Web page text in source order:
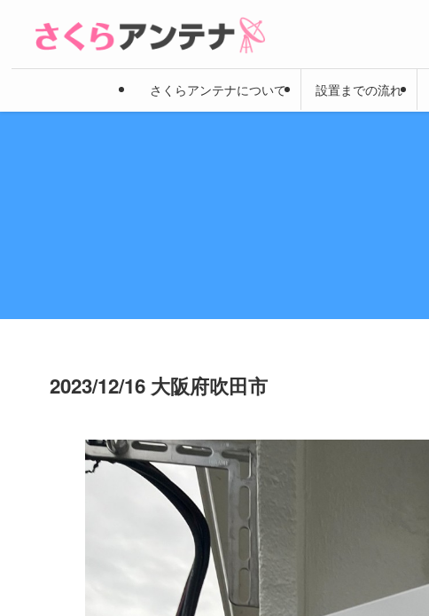
さくらアンテナについて 設置までの流れ
2023/12/16 大阪府吹田市